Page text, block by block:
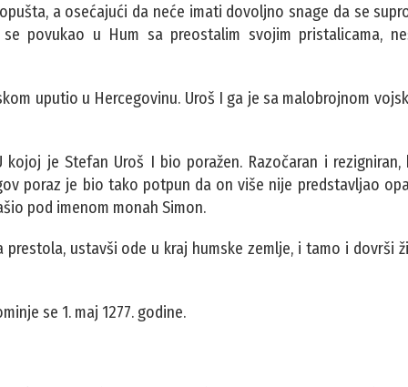
a osećajući da neće imati dovoljno snage da se
povukao u Hum sa preostalim svojim pristalicama,
uputio u Hercegovinu. Uroš I ga je sa malobrojnom
je Stefan Uroš I bio poražen. Razočaran i rezigniran,
poraz je bio tako potpun da on više nije predstavljao
pod imenom monah Simon.
ustavši ode u kraj humske zemlje, i tamo i dovrši
se 1. maj 1277. godine.